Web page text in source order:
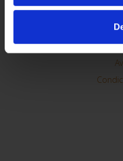
Preguntas